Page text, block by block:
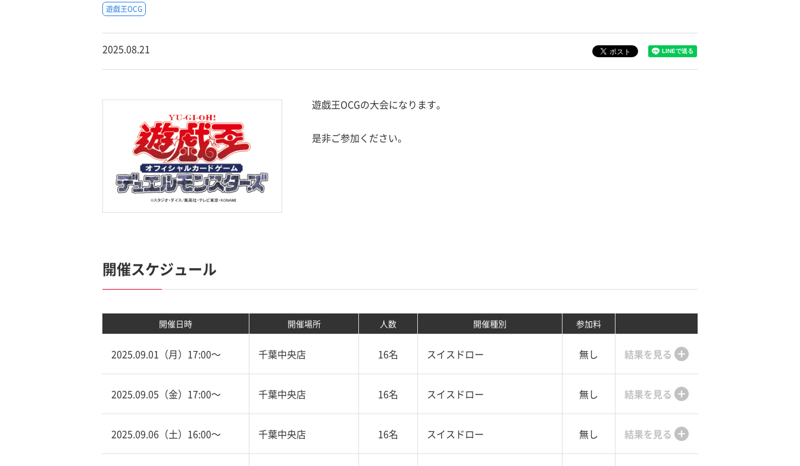
遊戯王OCG
2025.08.21
遊戯王OCGの大会になります。
是非ご参加ください。
開催スケジュール
開催日時 開催場所 人数 開催種別 参加料
2025.09.01（月）17:00〜 千葉中央店 16名 スイスドロー 無し 結果を見る
2025.09.05（金）17:00〜 千葉中央店 16名 スイスドロー 無し 結果を見る
2025.09.06（土）16:00〜 千葉中央店 16名 スイスドロー 無し 結果を見る